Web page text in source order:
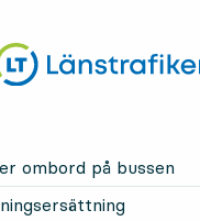
ombord på bussen